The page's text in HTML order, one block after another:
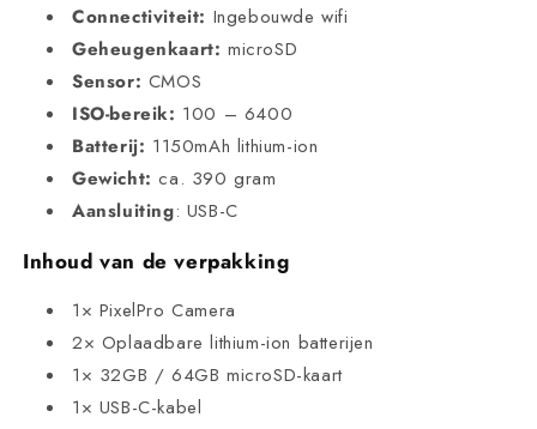
Connectiviteit: Ingebouwde wifi
Geheugenkaart: microSD
Sensor: CMOS
ISO-bereik: 100 – 6400
Batterij: 1150mAh lithium-ion
Gewicht: ca. 390 gram
Aansluiting: USB-C
Inhoud van de verpakking
1× PixelPro Camera
2× Oplaadbare lithium-ion batterijen
1× 32GB / 64GB microSD-kaart
1× USB-C-kabel